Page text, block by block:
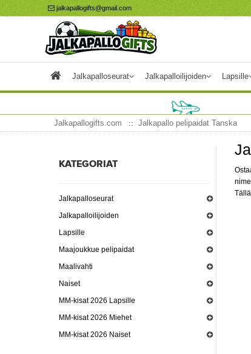
jalkapallogifts@gmail.com
Jalkapalloseurat Jalkapalloilijoiden Lapsille
Jalkapallogifts.com Jalkapallo pelipaidat Tanska
KATEGORIAT
Jalkapalloseurat
Jalkapalloilijoiden
Lapsille
Maajoukkue pelipaidat
Maalivahti
Naiset
MM-kisat 2026 Lapsille
MM-kisat 2026 Miehet
MM-kisat 2026 Naiset